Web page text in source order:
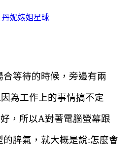
丹妮婊姐星球
等待的時候，旁邊有兩
因為工作上的事情搞不定
，所以A對著電腦螢幕跟
脾氣，就大概是說:怎麼會